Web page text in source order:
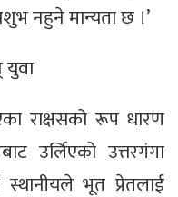
नहुने मान्यता छ ।’
राक्षसको रूप धारण
उर्लिएको उत्तरगंगा
भूत प्रेतलाई